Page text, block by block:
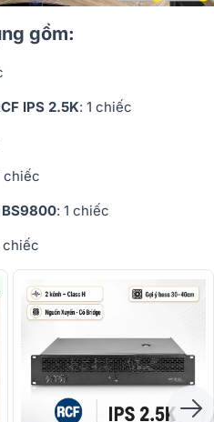
gồm:
IPS 2.5K: 1 chiếc
chiếc
: 1 chiếc
chiếc